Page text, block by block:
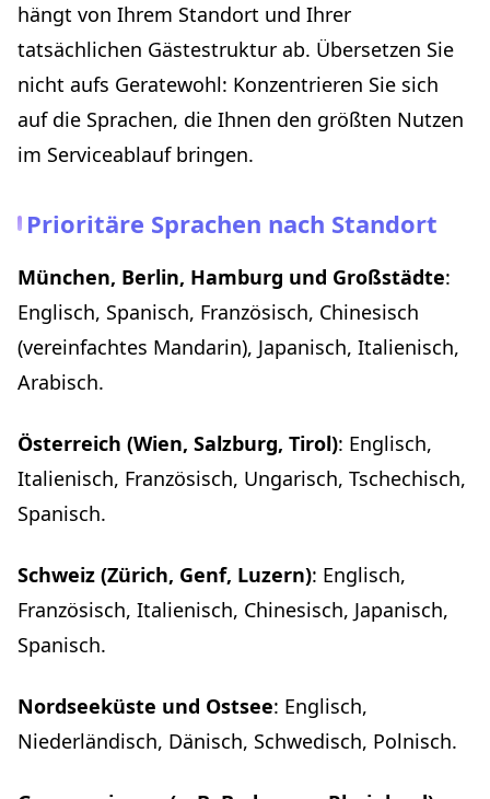
hängt von Ihrem Standort und Ihrer
tatsächlichen Gästestruktur ab. Übersetzen Sie
nicht aufs Geratewohl: Konzentrieren Sie sich
auf die Sprachen, die Ihnen den größten Nutzen
im Serviceablauf bringen.
Prioritäre Sprachen nach Standort
München, Berlin, Hamburg und Großstädte:
Englisch, Spanisch, Französisch, Chinesisch
(vereinfachtes Mandarin), Japanisch, Italienisch,
Arabisch.
Österreich (Wien, Salzburg, Tirol): Englisch,
Italienisch, Französisch, Ungarisch, Tschechisch,
Spanisch.
Schweiz (Zürich, Genf, Luzern): Englisch,
Französisch, Italienisch, Chinesisch, Japanisch,
Spanisch.
Nordseeküste und Ostsee: Englisch,
Niederländisch, Dänisch, Schwedisch, Polnisch.